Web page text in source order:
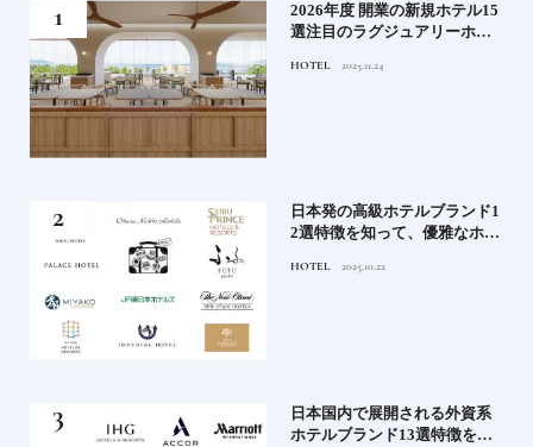
2026年度 開業の新規ホテル15
選注目のラグジュアリーホテ
ィホテルまでご紹介【前編】
HOTEL 2025.11.24
日本発の高級ホテルブランド1
2選特徴を知って、優雅なホテ
ンド大解剖①
HOTEL 2025.10.22
日本国内で展開される外資系
ホテルブランド13選特徴を知